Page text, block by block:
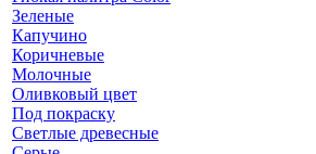
Зеленые
Капучино
Коричневые
Молочные
Оливковый цвет
Под покраску
Светлые древесные